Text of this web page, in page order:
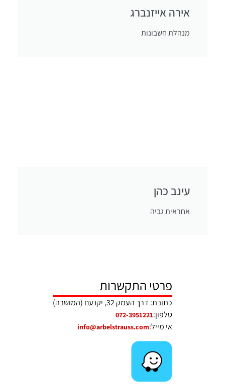
אירה אייזנברג
מנהלת חשבונות
עינב כהן
אחראית גביה
פרטי התקשרות
כתובת: דרך העמק 32, יקנעם (המושבה)
טלפון:072-3951221
אי מייל:info@arbelstrauss.com